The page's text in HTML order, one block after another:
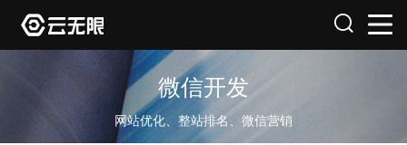
微信开发
网站优化、整站排名、微信营销